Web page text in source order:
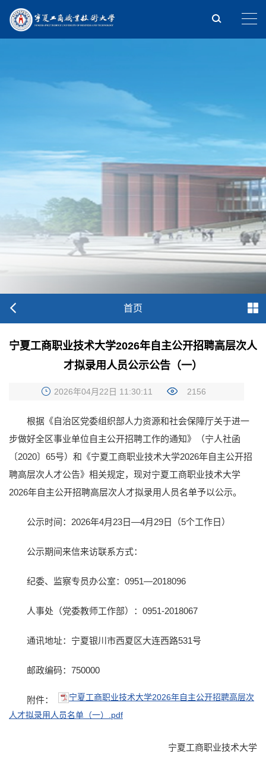
首页
宁夏工商职业技术大学2026年自主公开招聘高层次人
才拟录用人员公示公告（一）
2026年04月22日 11:30:11 2156
根据《自治区党委组织部人力资源和社会保障厅关于进一
步做好全区事业单位自主公开招聘工作的通知》（宁人社函
〔2020〕65号）和《宁夏工商职业技术大学2026年自主公开招
聘高层次人才公告》相关规定，现对宁夏工商职业技术大学
2026年自主公开招聘高层次人才拟录用人员名单予以公示。
公示时间：2026年4月23日—4月29日（5个工作日）
公示期间来信来访联系方式：
纪委、监察专员办公室：0951—2018096
人事处（党委教师工作部）：0951-2018067
通讯地址：宁夏银川市西夏区大连西路531号
邮政编码：750000
附件：
宁夏工商职业技术大学2026年自主公开招聘高层次
人才拟录用人员名单（一）.pdf
宁夏工商职业技术大学